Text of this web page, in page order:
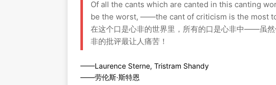
Of all the cants which are canted in this canting
be the worst, ——the cant of criticism is the most
在这个口是心非的世界里，所有的口是心非中——虽
非的批评最让人痛苦！
——Laurence Sterne, Tristram Shandy
——劳伦斯·斯特恩